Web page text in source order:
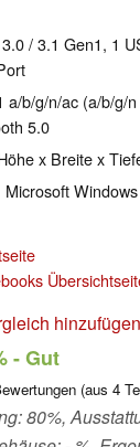
/ 3.1 Gen1, 1
a/b/g/n/ac (a/b/g/
5.0
x Breite x
Microsoft
hinzufügen
- Gut
(aus 4
80%,